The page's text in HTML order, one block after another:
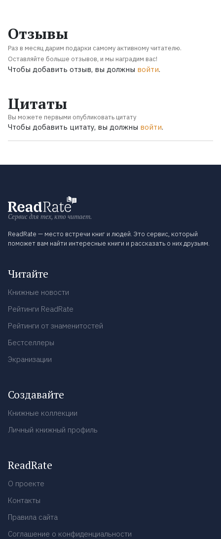
Отзывы
Раз в месяц дарим подарки самому активному читателю.
Оставляйте больше отзывов, и мы наградим вас!
Чтобы добавить отзыв, вы должны войти.
Цитаты
Вы можете первыми опубликовать цитату
Чтобы добавить цитату, вы должны войти.
Сервис для тех, кто читает.
ReadRate — место встречи книг и людей. Это сервис, который
поможет вам найти интересные книги и рассказать о них друзьям.
Читайте
Книжные новости
Рейтинги ReadRate
Рейтинги от знаменитостей
Бестселлеры
Экранизации
Создавайте
Книжные коллекции
Личный книжный профиль
ReadRate
О проекте
Контакты
Правила сайта
Соглашение о конфиденциальности